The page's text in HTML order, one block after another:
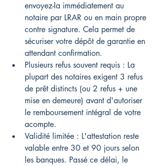
envoyez-la immédiatement au
notaire par LRAR ou en main propre
contre signature. Cela permet de
sécuriser votre dépôt de garantie en
attendant confirmation.
Plusieurs refus souvent requis : La
plupart des notaires exigent 3 refus
de prêt distincts (ou 2 refus + une
mise en demeure) avant d'autoriser
le remboursement intégral de votre
acompte.
Validité limitée : L'attestation reste
valable entre 30 et 90 jours selon
les banques. Passé ce délai, le